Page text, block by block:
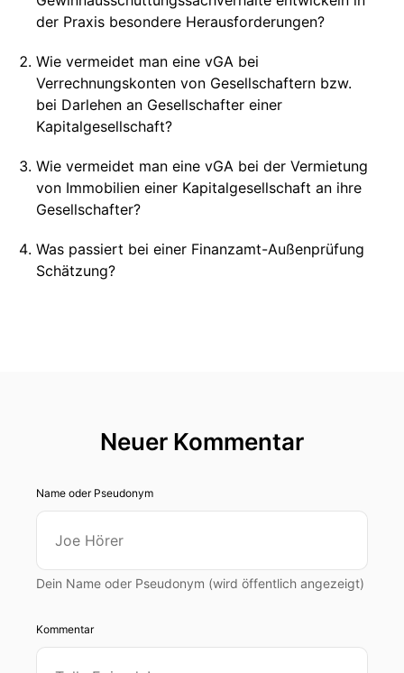
der Praxis besondere Herausforderungen?
Wie vermeidet man eine vGA bei
Verrechnungskonten von Gesellschaftern bzw.
bei Darlehen an Gesellschafter einer
Kapitalgesellschaft?
Wie vermeidet man eine vGA bei der Vermietung
von Immobilien einer Kapitalgesellschaft an ihre
Gesellschafter?
Was passiert bei einer Finanzamt-Außenprüfung
Schätzung?
Neuer Kommentar
Name oder Pseudonym
Dein Name oder Pseudonym (wird öffentlich angezeigt)
Kommentar